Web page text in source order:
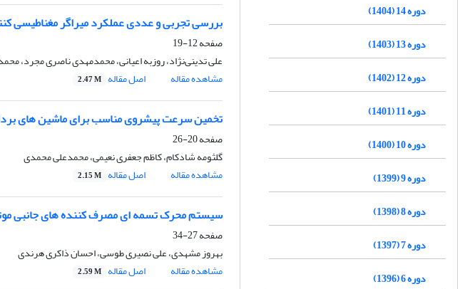
بررسی تجربی و عددی عملکرد میراگر مغناطیسی
صفحه12-19
علی تدینی‌نژاد، روزبه اعیانی، محمدمهدی ناصری مجرد،
مشاهده مقاله
اصل مقاله 2.47 M
تخمین سرعت پیشروی مناسب برای ماشین‏ های
صفحه20-26
گلثومه شادکام، کاظم جعفری نعیمی، محمدعلی محمدی
مشاهده مقاله
اصل مقاله 2.15 M
سیستم محرک تسمه‏ ای مصرف‏ کننده‏ های جانبی
صفحه27-34
بهروز مشهدی، علی نصیری طوسی، احسان ذاکری هرندی
مشاهده مقاله
اصل مقاله 2.59 M
دوره 14 (1404)
دوره 13 (1403)
دوره 12 (1402)
دوره 11 (1401)
دوره 10 (1400)
دوره 9 (1399)
دوره 8 (1398)
دوره 7 (1397)
دوره 6 (1396)